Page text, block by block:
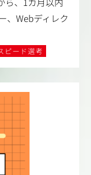
、Webディレク
ピード選考